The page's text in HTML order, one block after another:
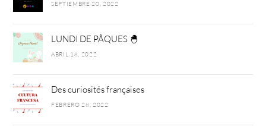
SEPTIEMBRE 20, 2022
LUNDI DE PÂQUES 🐣
ABRIL 18, 2022
Des curiosités françaises
FEBRERO 28, 2022